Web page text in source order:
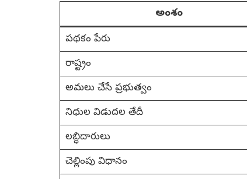
అంశం
పథకం పేరు
రాష్ట్రం
అమలు చేసే ప్రభుత్వం
నిధుల విడుదల తేదీ
లబ్ధిదారులు
చెల్లింపు విధానం